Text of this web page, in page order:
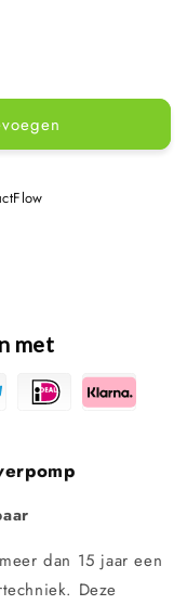
met
dan 15 jaar een
Deze